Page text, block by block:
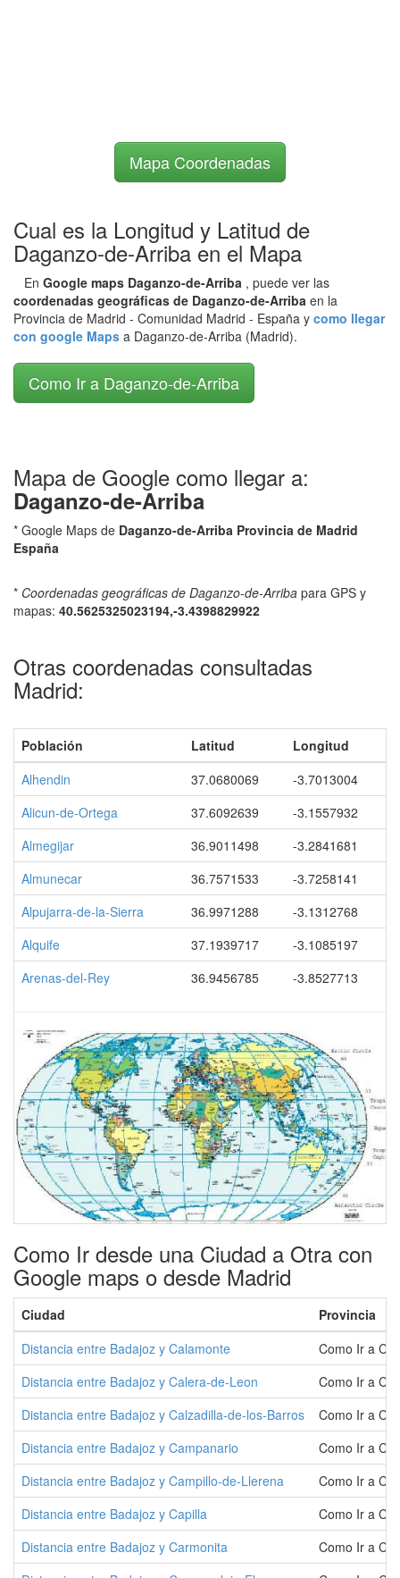
Mapa Coordenadas
Cual es la Longitud y Latitud de
Daganzo-de-Arriba en el Mapa
En Google maps Daganzo-de-Arriba , puede ver las
coordenadas geográficas de Daganzo-de-Arriba en la
Provincia de Madrid - Comunidad Madrid - España y como llegar
con google Maps a Daganzo-de-Arriba (Madrid).
Como Ir a Daganzo-de-Arriba
Mapa de Google como llegar a:
Daganzo-de-Arriba
* Google Maps de Daganzo-de-Arriba Provincia de Madrid
España
* Coordenadas geográficas de Daganzo-de-Arriba para GPS y
mapas: 40.5625325023194,-3.4398829922
Otras coordenadas consultadas
Madrid:
Población Latitud
Longitud
Alhendin
37.0680069
-3.7013004
Alicun-de-Ortega
37.6092639
-3.1557932
Almegijar
36.9011498
-3.2841681
Almunecar
36.7571533
-3.7258141
Alpujarra-de-la-Sierra
36.9971288
-3.1312768
Alquife
37.1939717
-3.1085197
Arenas-del-Rey
36.9456785 -3.8527713
Como Ir desde una Ciudad a Otra con
Google maps o desde Madrid
Ciudad
Provincia
Distancia entre Badajoz y Calamonte
Como Ir a
Distancia entre Badajoz y Calera-de-Leon
Como Ir a
Distancia entre Badajoz y Calzadilla-de-los-Barros
Como Ir a
Distancia entre Badajoz y Campanario
Como Ir a
Distancia entre Badajoz y Campillo-de-Llerena
Como Ir a
Distancia entre Badajoz y Capilla
Como Ir a
Distancia entre Badajoz y Carmonita
Como Ir a